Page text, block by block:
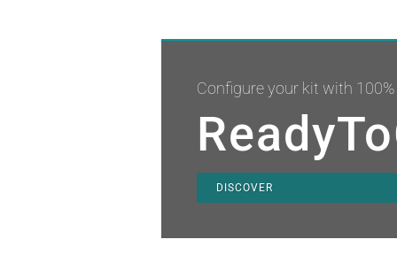
Configure your kit with
DISCOVER